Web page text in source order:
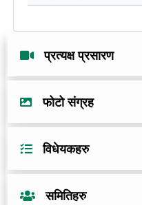
प्रत्यक्ष प्रसारण
फोटो संग्रह
विधेयकहरु
समितिहरु